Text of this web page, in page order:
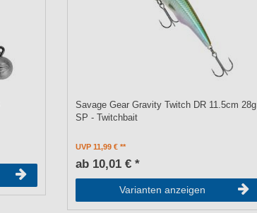
Savage Gear Gravity Twitch DR 11.5cm 28g
SP - Twitchbait
UVP 11,99 €
ab 10,01 € *
Varianten anzeigen